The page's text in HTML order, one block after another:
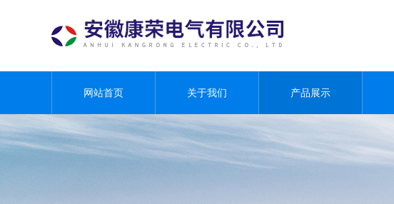
网站首页 关于我们 产品展示